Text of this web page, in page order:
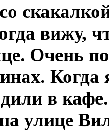
вижу,
Очень
в
улице